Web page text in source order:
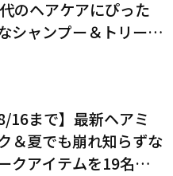
のヘアケアにぴった
シャンプー＆トリート
8/16まで】最新ヘアミ
＆夏でも崩れ知らずな
クアイテムを19名様